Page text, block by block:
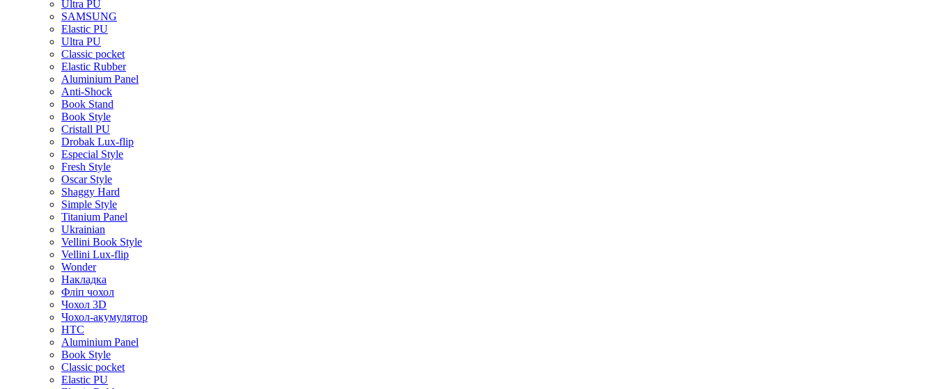
Ultra PU
SAMSUNG
Elastic PU
Ultra PU
Classic pocket
Elastic Rubber
Aluminium Panel
Anti-Shock
Book Stand
Book Style
Cristall PU
Drobak Lux-flip
Especial Style
Fresh Style
Oscar Style
Shaggy Hard
Simple Style
Titanium Panel
Ukrainian
Vellini Book Style
Vellini Lux-flip
Wonder
Накладка
Фліп чохол
Чохол 3D
Чохол-акумулятор
HTC
Aluminium Panel
Book Style
Classic pocket
Elastic PU